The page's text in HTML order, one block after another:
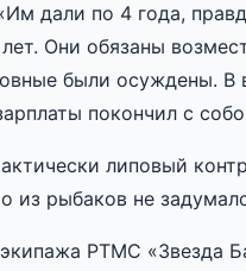
дали по 4 года,
Они обязаны
были осуждены. В
покончил с
липовый
из рыбаков не
РТМС «Звезда